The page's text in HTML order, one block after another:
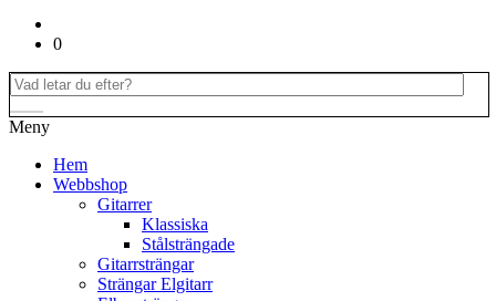
0
Meny
Hem
Webbshop
Gitarrer
Klassiska
Stålsträngade
Gitarrsträngar
Strängar Elgitarr